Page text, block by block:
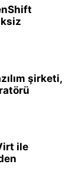
şirketi,
ile